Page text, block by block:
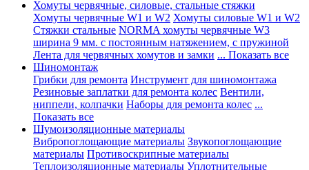
Хомуты червячные, силовые, стальные стяжки
Хомуты червячные W1 и W2 Хомуты силовые W1 и W2
Стяжки стальные NORMA хомуты червячные W3
ширина 9 мм. с постоянным натяжением, с пружиной
Лента для червячных хомутов и замки ... Показать все
Шиномонтаж
Грибки для ремонта Инструмент для шиномонтажа
Резиновые заплатки для ремонта колес Вентили,
ниппели, колпачки Наборы для ремонта колес ...
Показать все
Шумоизоляционные материалы
Вибропоглощающие материалы Звукопоглощающие
материалы Противоскрипные материалы
Теплоизоляционные материалы Уплотнительные